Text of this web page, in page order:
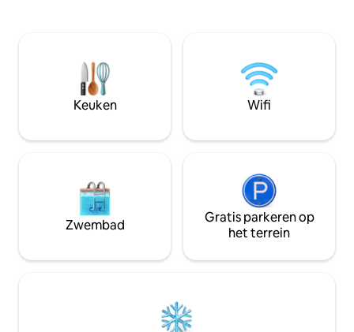
gedachten. Het
een paar
volledig verjongd
zijn soort.
Keuken Wifi
Zwembad
Gratis parkeren op
het terrein